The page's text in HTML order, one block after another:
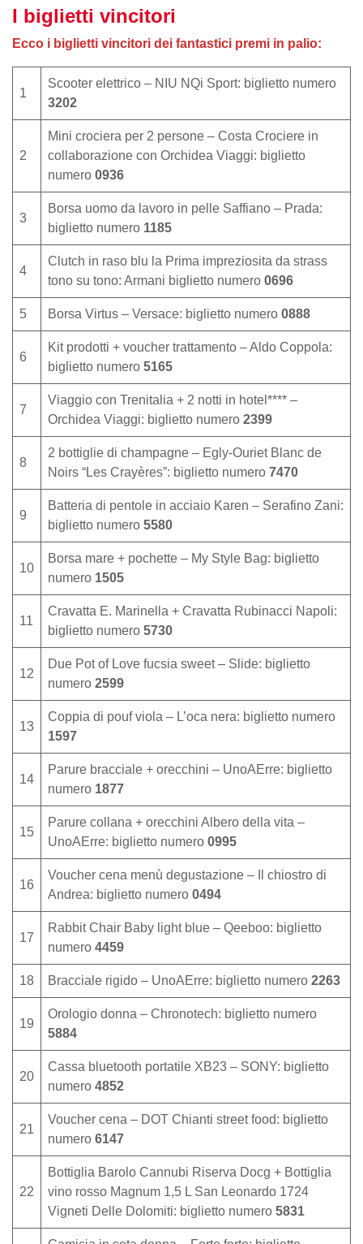
I biglietti vincitori
Ecco i biglietti vincitori dei fantastici premi in palio:
1
Scooter elettrico – NIU NQi Sport: biglietto numero
3202
2
Mini crociera per 2 persone – Costa Crociere in
collaborazione con Orchidea Viaggi: biglietto
numero 0936
3
Borsa uomo da lavoro in pelle Saffiano – Prada:
biglietto numero 1185
4
Clutch in raso blu la Prima impreziosita da strass
tono su tono: Armani biglietto numero 0696
5 Borsa Virtus – Versace: biglietto numero 0888
6
Kit prodotti + voucher trattamento – Aldo Coppola:
biglietto numero 5165
7
Viaggio con Trenitalia + 2 notti in hotel**** –
Orchidea Viaggi: biglietto numero 2399
8
2 bottiglie di champagne – Egly-Ouriet Blanc de
Noirs “Les Crayères”: biglietto numero 7470
9
Batteria di pentole in acciaio Karen – Serafino Zani:
biglietto numero 5580
10
Borsa mare + pochette – My Style Bag: biglietto
numero 1505
11
Cravatta E. Marinella + Cravatta Rubinacci Napoli:
biglietto numero 5730
12
Due Pot of Love fucsia sweet – Slide: biglietto
numero 2599
13
Coppia di pouf viola – L’oca nera: biglietto numero
1597
14
Parure bracciale + orecchini – UnoAErre: biglietto
numero 1877
15
Parure collana + orecchini Albero della vita –
UnoAErre: biglietto numero 0995
16
Voucher cena menù degustazione – Il chiostro di
Andrea: biglietto numero 0494
17
Rabbit Chair Baby light blue – Qeeboo: biglietto
numero 4459
18 Bracciale rigido – UnoAErre: biglietto numero 2263
19
Orologio donna – Chronotech: biglietto numero
5884
20
Cassa bluetooth portatile XB23 – SONY: biglietto
numero 4852
21
Voucher cena – DOT Chianti street food: biglietto
numero 6147
22
Bottiglia Barolo Cannubi Riserva Docg + Bottiglia
vino rosso Magnum 1,5 L San Leonardo 1724
Vigneti Delle Dolomiti: biglietto numero 5831